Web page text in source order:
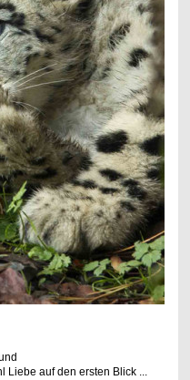
auf den ersten Blick ...